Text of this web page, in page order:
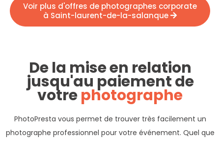
Voir plus d'offres de photographes corporate
à Saint-laurent-de-la-salanque
De la mise en relation
jusqu'au paiement de
votrephotographe
PhotoPresta vous permet de trouver très facilement un
photographe professionnel pour votre événement. Quel que